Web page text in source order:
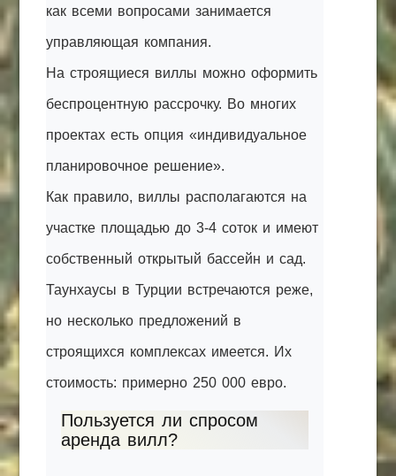
как всеми вопросами занимается
управляющая компания.
На строящиеся виллы можно оформить
беспроцентную рассрочку. Во многих
проектах есть опция «индивидуальное
планировочное решение».
Как правило, виллы располагаются на
участке площадью до 3-4 соток и имеют
собственный открытый бассейн и сад.
Таунхаусы в Турции встречаются реже,
но несколько предложений в
строящихся комплексах имеется. Их
стоимость: примерно 250 000 евро.
Пользуется ли спросом
аренда вилл?